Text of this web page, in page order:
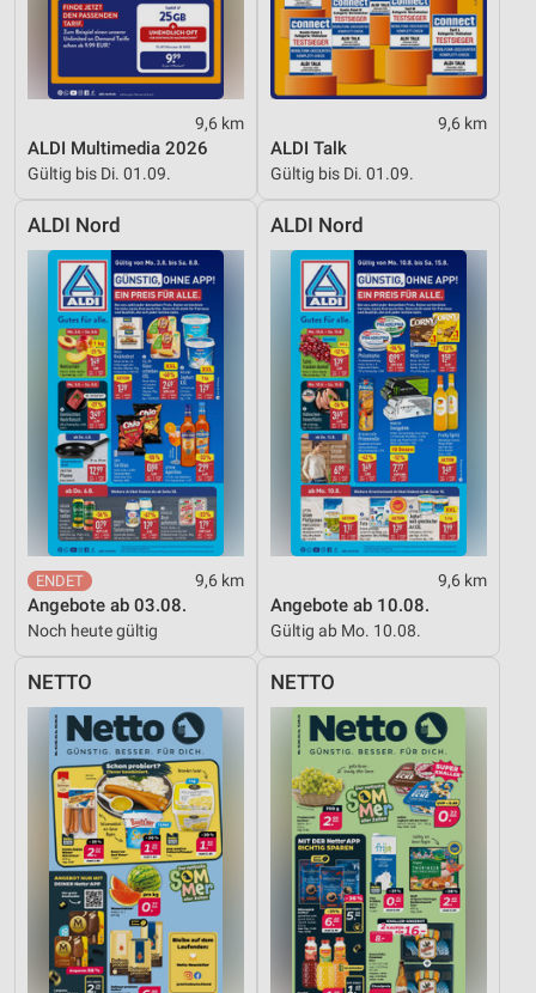
9,6 km
ALDI Multimedia 2026
Gültig bis Di. 01.09.
9,6 km
ALDI Talk
Gültig bis Di. 01.09.
ALDI Nord
9,6 km
Angebote ab 03.08.
Noch heute gültig
ALDI Nord
9,6 km
Angebote ab 10.08.
Gültig ab Mo. 10.08.
NETTO NETTO